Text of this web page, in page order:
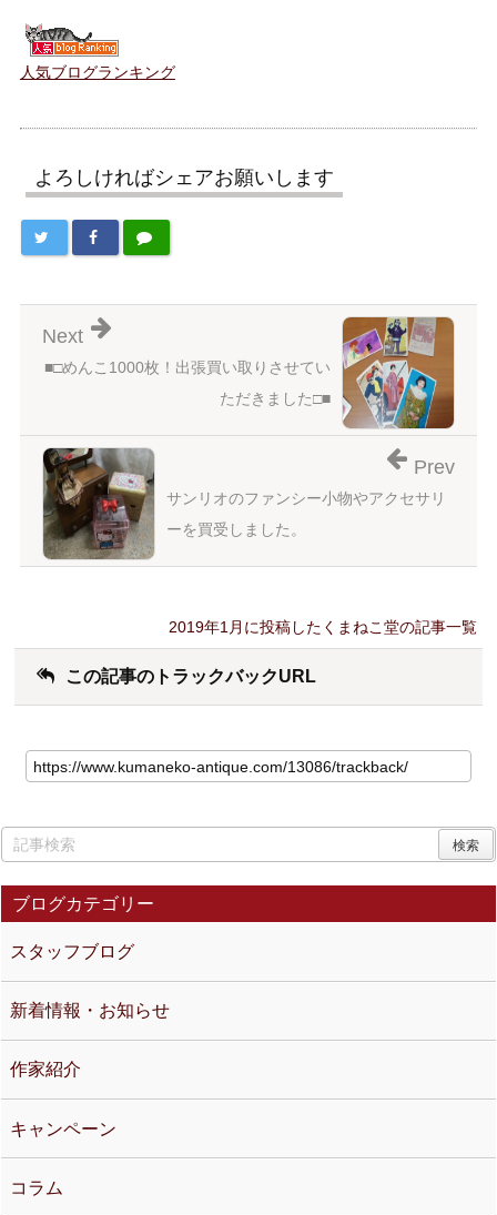
人気ブログランキング
よろしければシェアお願いします
■□めんこ1000枚！出張買い取りさせてい
ただきました□■
Next
サンリオのファンシー小物やアクセサリ
ーを買受しました。
Prev
2019年1月に投稿したくまねこ堂の記事一覧
この記事のトラックバックURL
ブログカテゴリー
スタッフブログ
新着情報・お知らせ
作家紹介
キャンペーン
コラム